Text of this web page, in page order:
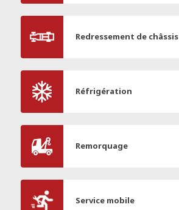
Redressement de châssis
Réfrigération
Remorquage
Service mobile